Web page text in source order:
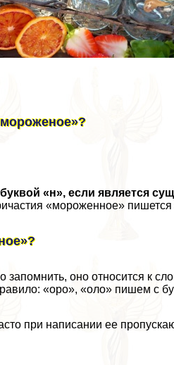
«н», если является
«мороженное»
запомнить, оно относится к
«оро», «оло» пишем с
при написании ее